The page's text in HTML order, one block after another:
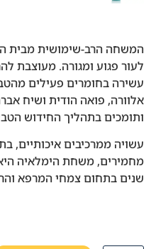
המשחה הרב-שימושית מבית
לעור פגוע ומגורה. מעוצבת
עשירה בחומרים פעילים
אלוורה, פואה הודית ושיח
ותומכים בתהליך החידוש
עשויה ממרכיבים איכותיים,
מחמירים, משחת הימלאיה
שנים בתחום צמחי המרפא